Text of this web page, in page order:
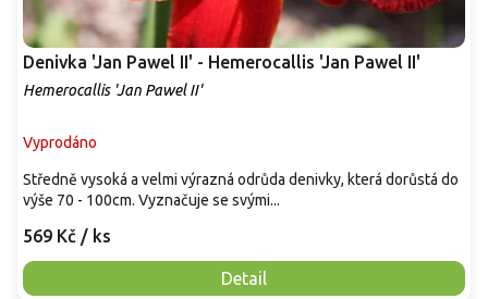
Denivka 'Jan Pawel II' - Hemerocallis 'Jan Pawel II'
Hemerocallis 'Jan Pawel II'
Vyprodáno
569 Kč / ks
Detail
Středně vysoká a velmi výrazná odrůda denivky, která dorůstá do
výše 70 - 100cm. Vyznačuje se svými...